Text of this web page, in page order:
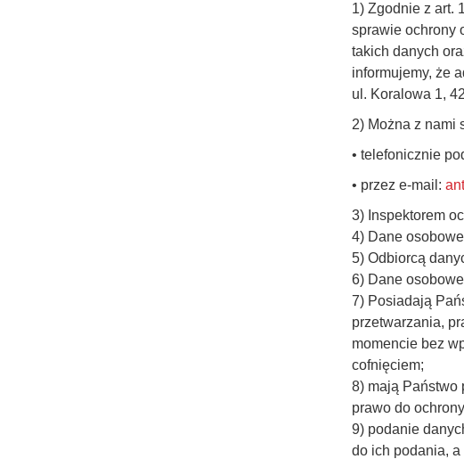
1) Zgodnie z art.
sprawie ochrony
takich danych
informujemy, że
ul. Koralowa 1,
2) Można z nami
• telefonicznie
• przez e-mail:
3) Inspektorem
4) Dane
5) Odbiorcą
6) Dane
7) Posiadają
przetwarzania,
momencie bez
cofnięciem;
8) mają Państwo
prawo do
9) podanie
do ich podania,